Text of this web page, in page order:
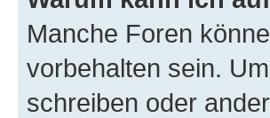
Manche Foren
vorbehalten sein.
schreiben oder